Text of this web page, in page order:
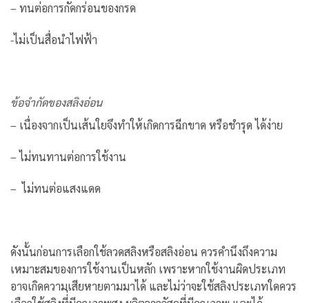
– ทนต่อการกัดกร่อนของกรด
-ไม่เป็นสื่อนำไฟฟ้า
ข้อจำกัดของสลิงอ่อน
– เนื่องจากเป็นเส้นใยจึงทำให้เกิดการฉีกขาด หรือชำรุด ได้ง่าย
– ไม่ทนทานต่อการใช้งาน
– ไม่ทนต่อแสงแดด
ดังนั้นก่อนการเลือกใช้ลวดสลิงหรือสลิงอ่อน ควรคำนึงถึงความ
เหมาะสมของการใช้งานเป็นหลัก เพราะหากใช้งานผิดประเภท
อาจเกิดความเสียหายตามมาได้ และไม่ว่าจะใช้สลิงประเภทใดควร